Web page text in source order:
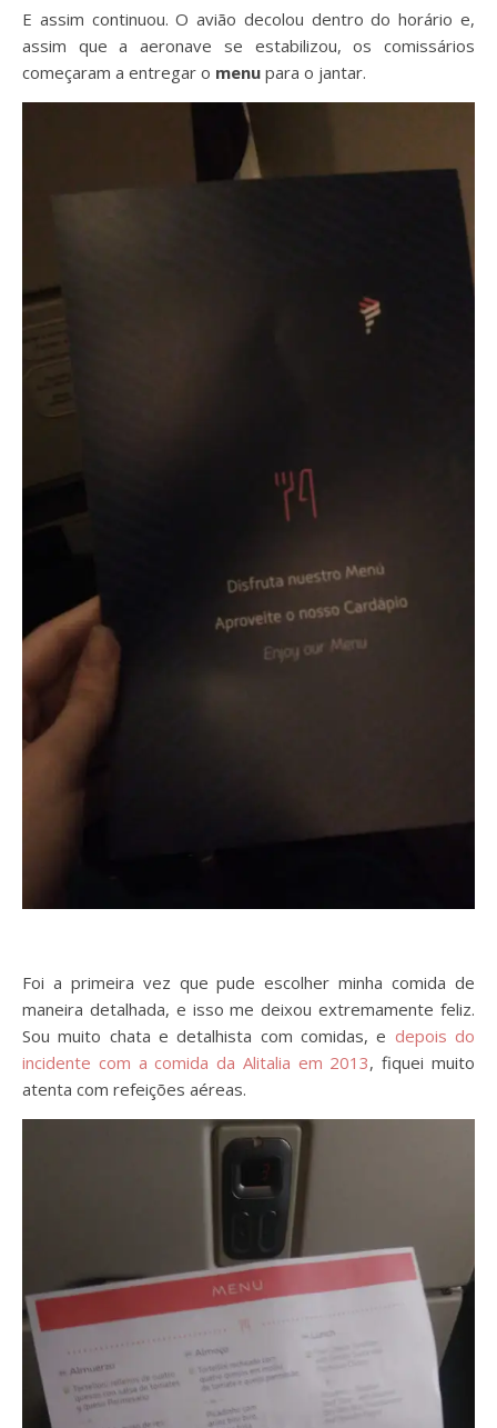
E assim continuou. O avião decolou dentro do horário e,
assim que a aeronave se estabilizou, os comissários
começaram a entregar o menu para o jantar.
Foi a primeira vez que pude escolher minha comida de
maneira detalhada, e isso me deixou extremamente feliz.
Sou muito chata e detalhista com comidas, e depois do
incidente com acomida da Alitalia em 2013, fiquei muito
atenta com refeições aéreas.